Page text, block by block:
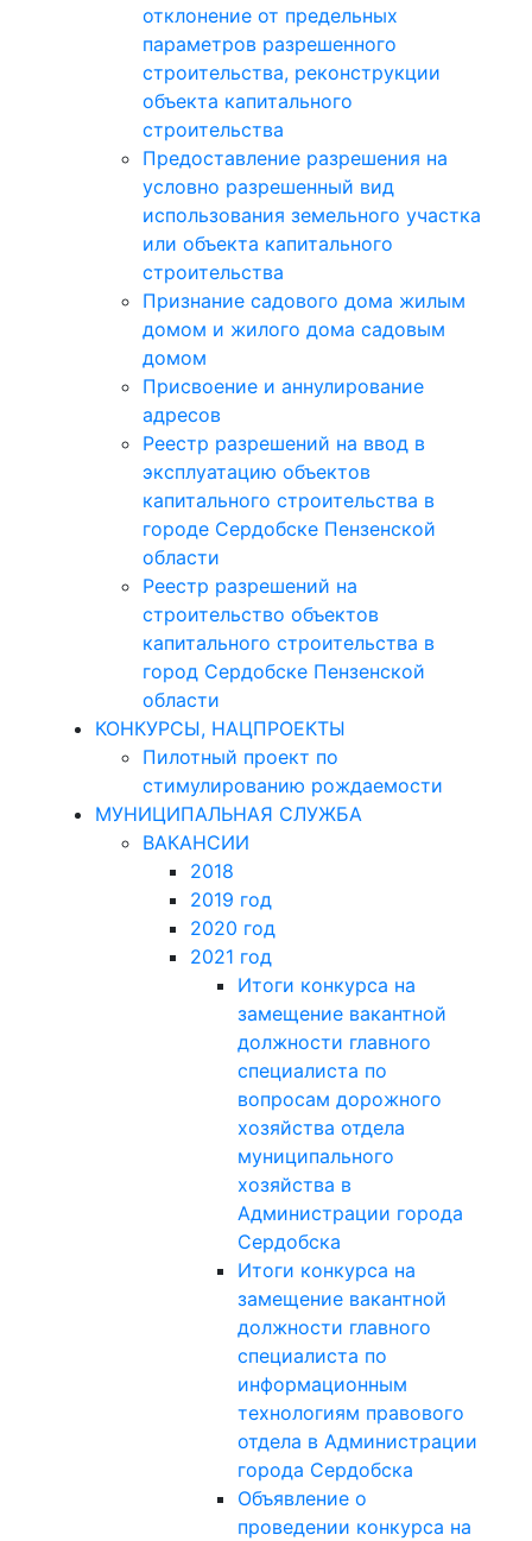
отклонение от предельных
параметров разрешенного
строительства, реконструкции
объекта капитального
строительства
Предоставление разрешения на
условно разрешенный вид
использования земельного участка
или объекта капитального
строительства
Признание садового дома жилым
домом и жилого дома садовым
домом
Присвоение и аннулирование
адресов
Реестр разрешений на ввод в
эксплуатацию объектов
капитального строительства в
городе Сердобске Пензенской
области
Реестр разрешений на
строительство объектов
капитального строительства в
город Сердобске Пензенской
области
КОНКУРСЫ, НАЦПРОЕКТЫ
Пилотный проект по
стимулированию рождаемости
МУНИЦИПАЛЬНАЯ СЛУЖБА
ВАКАНСИИ
2018
2019 год
2020 год
2021 год
Итоги конкурса на
замещение вакантной
должности главного
специалиста по
вопросам дорожного
хозяйства отдела
муниципального
хозяйства в
Администрации города
Сердобска
Итоги конкурса на
замещение вакантной
должности главного
специалиста по
информационным
технологиям правового
отдела в Администрации
города Сердобска
Объявление о
проведении конкурса на